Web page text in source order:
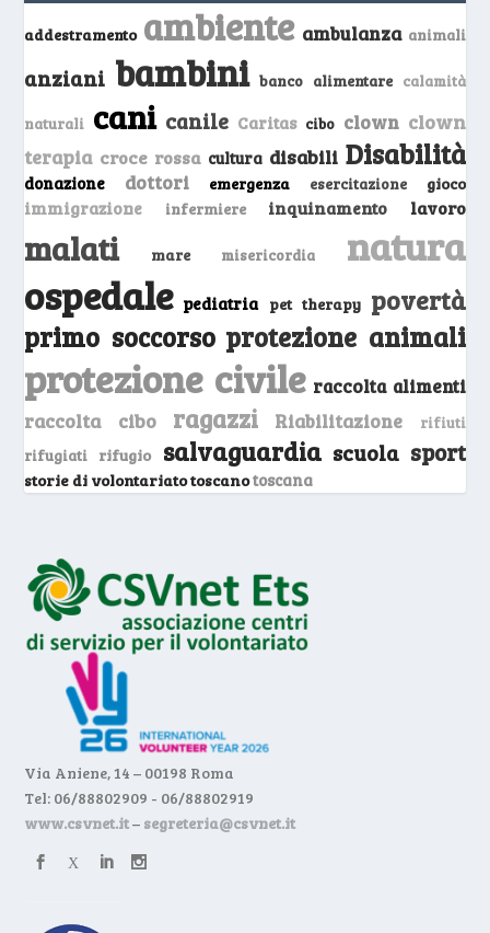
addestramento ambiente ambulanza animali
anziani bambini banco alimentare calamità
naturali cani canile Caritas cibo clown clown
terapia croce rossa cultura disabili Disabilità
donazione dottori emergenza esercitazione gioco
immigrazione infermiere inquinamento lavoro
malati mare misericordia natura
ospedale pediatria pet therapy povertà
primo soccorso protezione animali
protezione civile raccolta alimenti
raccolta cibo ragazzi Riabilitazione
rifiuti
rifugiati
rifugio salvaguardia scuola sport
storie di volontariato toscanotoscana
Via Aniene, 14 – 00198 Roma
Tel: 06/88802909 - 06/88802919
www.csvnet.it– segreteria@csvnet.it